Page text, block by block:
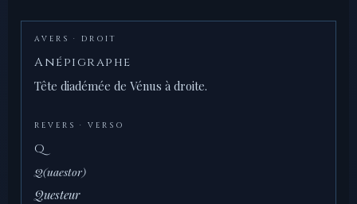
AVERS · DROIT
Anépigraphe
Tête diadémée de Vénus à droite.
REVERS · VERSO
Q
Q(uaestor)
Questeur